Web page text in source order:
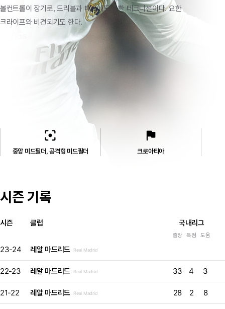
볼컨트롤이 장기로, 드리블과 패스에도 능한 테크니션이다.요한
크라이프와 비견되기도 한다.
filter_center_focus
중앙 미드필더, 공격형 미드필더
flag
크로아티아
시즌 기록
시즌 클럽 국내리그
출장 득점 도움
23-24 레알 마드리드 Real Madrid
22-23 레알 마드리드 Real Madrid 33 4 3
21-22 레알 마드리드 Real Madrid 28 2 8